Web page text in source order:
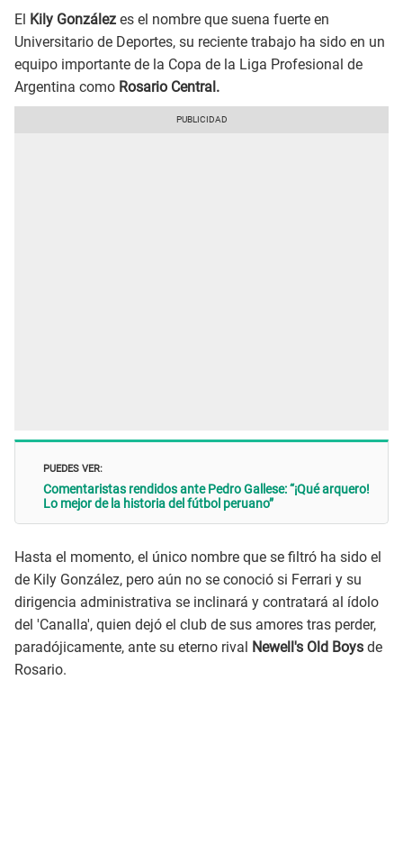
El Kily González es el nombre que suena fuerte en
Universitario de Deportes, su reciente trabajo ha sido en un
equipo importante de la Copa de la Liga Profesional de
Argentina como Rosario Central.
PUEDES VER:
Comentaristas rendidos ante Pedro Gallese: “¡Qué arquero!
Lo mejor de la historia del fútbol peruano”
Hasta el momento, el único nombre que se filtró ha sido el
de Kily González, pero aún no se conoció si Ferrari y su
dirigencia administrativa se inclinará y contratará al ídolo
del 'Canalla', quien dejó el club de sus amores tras perder,
paradójicamente, ante su eterno rival Newell's Old Boys de
Rosario.